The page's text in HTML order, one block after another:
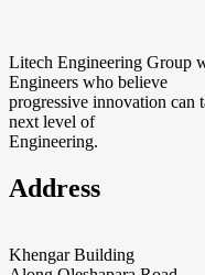
Litech Engineering Group
Engineers who believe
progressive innovation can
next level of
Engineering.
Address
Khengar Building